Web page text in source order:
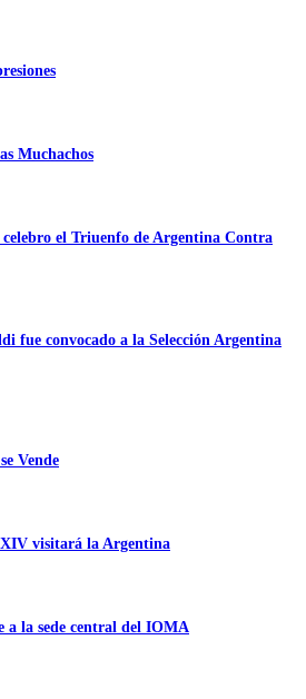
Muchachos
el Triuenfo de Argentina Contra
fue convocado a la Selección Argentina
Vende
visitará la Argentina
a la sede central del IOMA